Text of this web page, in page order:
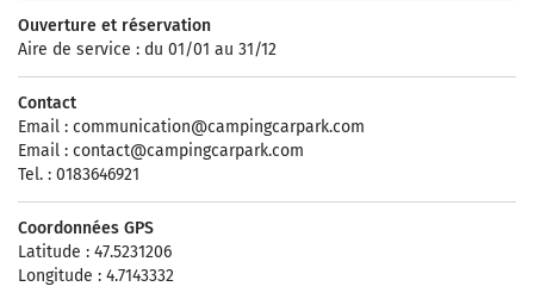
Ouverture et réservation
Aire de service : du 01/01 au 31/12
Contact
Email : communication@campingcarpark.com
Email : contact@campingcarpark.com
Tel. : 0183646921
Coordonnées GPS
Latitude : 47.5231206
Longitude : 4.7143332